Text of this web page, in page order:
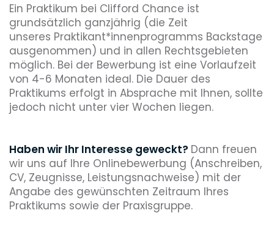
Ein Praktikum bei Clifford Chance ist
grundsätzlich ganzjährig (die Zeit
unseres Praktikant*innenprogramms Backstage
ausgenommen) und in allen Rechtsgebieten
möglich. Bei der Bewerbung ist eine Vorlaufzeit
von 4-6 Monaten ideal. Die Dauer des
Praktikums erfolgt in Absprache mit Ihnen, sollte
jedoch nicht unter vier Wochen liegen.
Haben wir Ihr Interesse geweckt? Dann freuen
wir uns auf Ihre Onlinebewerbung (Anschreiben,
CV, Zeugnisse, Leistungsnachweise) mit der
Angabe des gewünschten Zeitraum Ihres
Praktikums sowie der Praxisgruppe.